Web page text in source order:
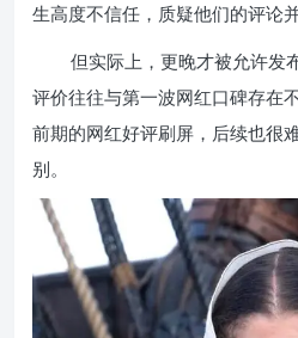
生高度不信任，质疑他们的评论并
但实际上，更晚才被允许发
评价往往与第一波网红口碑存在
前期的网红好评刷屏，后续也很
别。